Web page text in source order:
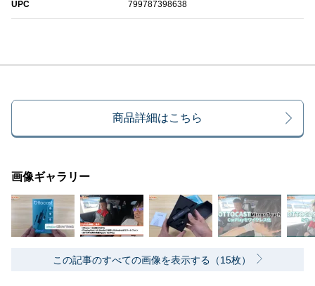
UPC 799787398638
商品詳細はこちら
画像ギャラリー
この記事のすべての画像を表示する（15枚）